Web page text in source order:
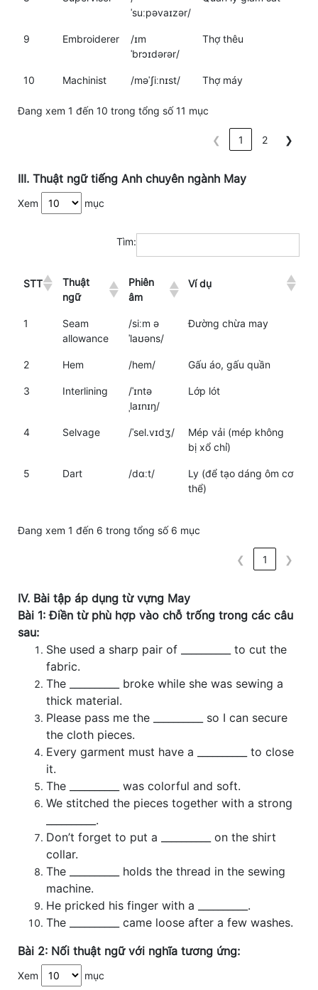
ˈsuːpəvaɪzər/
9 Embroiderer
/ɪm
ˈbrɔɪdərər/
Thợ thêu
10 Machinist /məˈʃiːnɪst/ Thợ máy
Đang xem 1 đến 10 trong tổng số 11 mục
❮ 1 2 ❯
III. Thuật ngữ tiếng Anh chuyên ngành May
Xem mục
Tìm:
STT
Thuật
ngữ
Phiên
âm
Ví dụ
1
Seam
allowance
/siːm ə
ˈlaʊəns/
Đường chừa may
2 Hem /hem/ Gấu áo, gấu quần
3 Interlining
/ˈɪntə
ˌlaɪnɪŋ/
Lớp lót
4 Selvage /ˈsel.vɪdʒ/
Mép vải (mép không
bị xổ chỉ)
5 Dart /dɑːt/
Ly (để tạo dáng ôm cơ
thể)
Đang xem 1 đến 6 trong tổng số 6 mục
❮ 1 ❯
IV. Bài tập áp dụng từ vựng May
Bài 1: Điền từ phù hợp vào chỗ trống trong các câu
sau:
She used a sharp pair of __________ to cut the
fabric.
The __________ broke while she was sewing a
thick material.
Please pass me the __________ so I can secure
the cloth pieces.
Every garment must have a __________ to close
it.
The __________ was colorful and soft.
We stitched the pieces together with a strong
__________.
Don’t forget to put a __________ on the shirt
collar.
The __________ holds the thread in the sewing
machine.
He pricked his finger with a __________.
The __________ came loose after a few washes.
Bài 2: Nối thuật ngữ với nghĩa tương ứng:
Xem mục